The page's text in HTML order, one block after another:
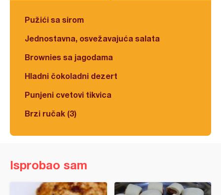
Pužići sa sirom
Jednostavna, osvežavajuća salata
Brownies sa jagodama
Hladni čokoladni dezert
Punjeni cvetovi tikvica
Brzi ručak (3)
Isprobao sam